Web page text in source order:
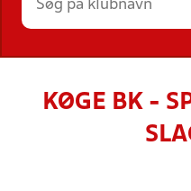
KØGE BK -